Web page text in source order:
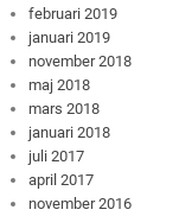
februari 2019
januari 2019
november 2018
maj 2018
mars 2018
januari 2018
juli 2017
april 2017
november 2016